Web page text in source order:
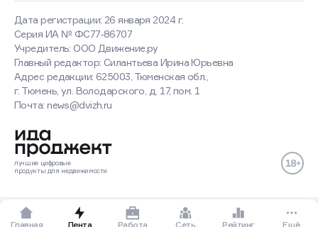
Дата регистрации: 26 января 2024 г.
Серия ИА № ФС77-86707
Учредитель: ООО Движение.ру
Главный редактор: Силантьева Ирина Юрьевна
Адрес редакции: 625003, Тюменская обл.,
г. Тюмень, ул. Володарского, д. 17, пом. 1
Почта: news@dvizh.ru
лучшие цифровые
продукты для недвижимости
Главная Лента Работа Сеть Рейтинг Ещё
Оставаясь на сайте, вы
соглашаетесь с использованием